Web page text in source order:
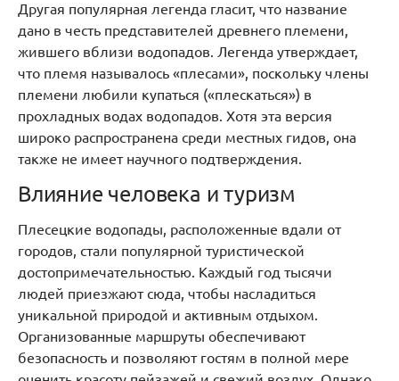
Другая популярная легенда гласит, что название
дано в честь представителей древнего племени,
жившего вблизи водопадов. Легенда утверждает,
что племя называлось «плесами», поскольку члены
племени любили купаться («плескаться») в
прохладных водах водопадов. Хотя эта версия
широко распространена среди местных гидов, она
также не имеет научного подтверждения.
Влияние человека и туризм
Плесецкие водопады, расположенные вдали от
городов, стали популярной туристической
достопримечательностью. Каждый год тысячи
людей приезжают сюда, чтобы насладиться
уникальной природой и активным отдыхом.
Организованные маршруты обеспечивают
безопасность и позволяют гостям в полной мере